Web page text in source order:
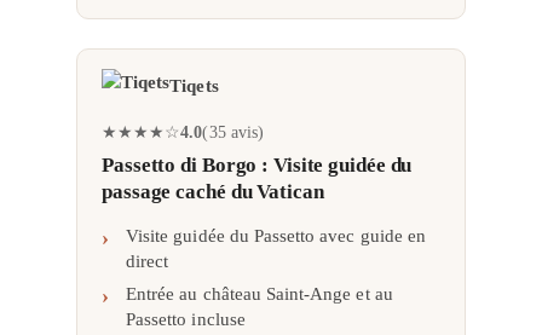
Tiqets
★★★★☆4.0 35 avis
Passetto di Borgo : Visite guidée du
passage caché du Vatican
Visite guidée du Passetto avec guide en
direct
Entrée au château Saint-Ange et au
Passetto incluse